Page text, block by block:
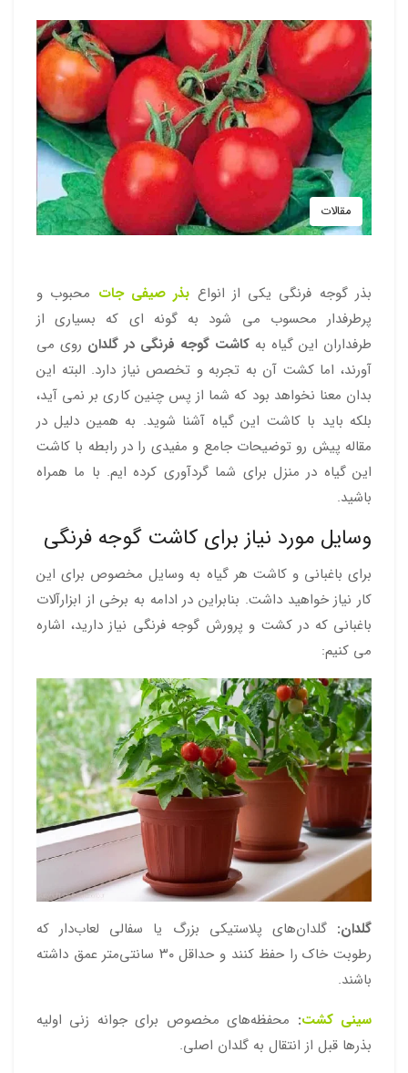
گل زاموفیلیا
گل ارکیده
گل کروتون
بذر گل جعفری
بذر کاکتوس
بذر چمن
بذر سایر گل های زینتی
بذر کدو
بذر فلفل
بذر پیاز
بذر فیسالیس
بذر خیار
بذر تره
بذر مرزه
بذر شوید
بذر سنبل الطیب
بذر شیرین بیان
بذر کاسنی
بذر عمده صیفی جات
بذر عمده سبزیجات
بذر عمده گل های زینتی
سایر پیازها
سم کنه کش
سم علف کش
کود گلخانه‌ای
کود کشاورزی
کود NPK
کود مایع
هورمون های گیاهی
خاک بونسای
خاک بنفشه آفریقایی
ورمیکولیت
کوکوپیت
پیت ماس
پوکه
گلدان پلاستیکی
ابزار باغبانی
لوازم آبیاری و تجهیزات باغبانی
قیچی باغبانی
بیلچه باغبانی
چنگک باغبانی
شن کش باغبانی
دستکش باغبانی
چاقو پیوند
آموزش
وبلاگ
ویدیو
مقالات
بذر گوجه فرنگی یکی از انواع بذر صیفی جات محبوب و
پرطرفدار محسوب می شود به گونه ای که بسیاری از
طرفداران این گیاه به کاشت گوجه فرنگی در گلدان روی می
آورند، اما کشت آن به تجربه و تخصص نیاز دارد. البته این
بدان معنا نخواهد بود که شما از پس چنین کاری بر نمی آید،
بلکه باید با کاشت این گیاه آشنا شوید. به همین دلیل در
مقاله پیش رو توضیحات جامع و مفیدی را در رابطه با کاشت
این گیاه در منزل برای شما گردآوری کرده ایم. با ما همراه
باشید.
وسایل مورد نیاز برای کاشت گوجه فرنگی
برای باغبانی و کاشت هر گیاه به وسایل مخصوص برای این
کار نیاز خواهید داشت. بنابراین در ادامه به برخی از ابزارآلات
باغبانی که در کشت و پرورش گوجه فرنگی نیاز دارید، اشاره
می کنیم:
گلدان: گلدان‌های پلاستیکی بزرگ یا سفالی لعاب‌دار که
رطوبت خاک را حفظ کنند و حداقل ۳۰ سانتی‌متر عمق داشته
باشند.
سینی کشت: محفظه‌های مخصوص برای جوانه زنی اولیه
بذرها قبل از انتقال به گلدان اصلی.